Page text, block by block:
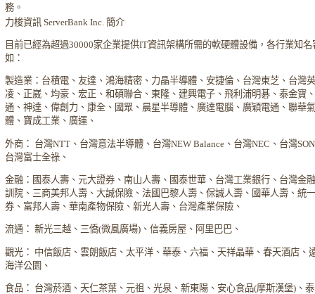
務。
力梭資訊 ServerBank Inc. 簡介
目前已經為超過30000家企業提供IT資訊架構所需的軟硬體設備，各行業知名
如：
製造業：台積電、友達、鴻海精密、力晶半導體、安捷倫、台灣東芝、台灣
凌、正崴、均豪、宏正、和碩聯合、東隆、建興電子、飛利浦明碁、泰金寶
通、神達、偉創力、康全、國眾、晨星半導體、廣達電腦、廣穎電通、聯華
體、寶成工業、廣運、
外商： 台灣NTT、台灣意法半導體、台灣NEW Balance、台灣NEC、台灣
台灣富士全祿、
金融：國泰人壽、元大證券、南山人壽、國泰世華、台灣工業銀行、台灣金
訓院、三商美邦人壽、大誠保險、法國巴黎人壽、保誠人壽、國華人壽、統
券、富邦人壽、華南產物保險、新光人壽、台灣產業保險、
流通： 新光三越、三僑(微風廣場)、信義房屋、阿里巴巴、
觀光： 中信飯店、雲朗飯店、太平洋、華泰、六福、天祥晶華、春天酒店、
海洋公園、
食品： 台灣菸酒、天仁茶葉、元祖、光泉、新東陽、安心食品(摩斯漢堡)、